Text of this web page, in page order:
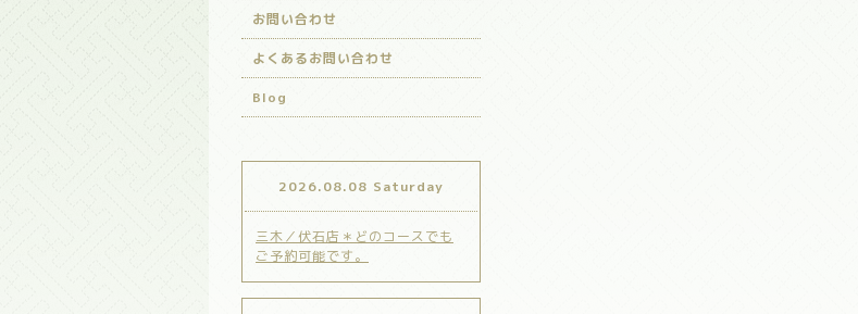
お問い合わせ
よくあるお問い合わせ
Blog
2026.08.08 Saturday
三木／伏石店＊どのコースでも
ご予約可能です。